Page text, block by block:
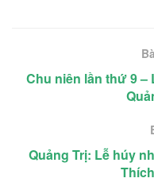
Chu niên lần thứ 9
Quảng Trị: Lễ húy